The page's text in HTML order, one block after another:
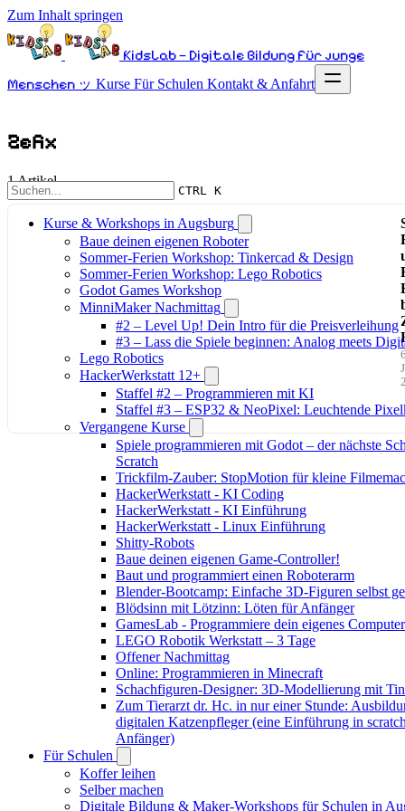
Zum Inhalt springen
KidsLab – Digitale Bildung für junge
Menschen ッ Kurse Für Schulen Kontakt & Anfahrt
CTRL K
Kurse & Workshops in Augsburg
Baue deinen eigenen Roboter
Sommer-Ferien Workshop: Tinkercad & Design
Sommer-Ferien Workshop: Lego Robotics
Godot Games Workshop
MinniMaker Nachmittag
#2 – Level Up! Dein Intro für die Preisverleihung
#3 – Lass die Spiele beginnen: Analog meets
Lego Robotics
HackerWerkstatt 12+
Staffel #2 – Programmieren mit KI
Staffel #3 – ESP32 & NeoPixel: Leuchtende
Vergangene Kurse
Spiele programmieren mit Godot – der nächste
Scratch
Trickfilm-Zauber: StopMotion für kleine
HackerWerkstatt - KI Coding
HackerWerkstatt - KI Einführung
HackerWerkstatt - Linux Einführung
Shitty-Robots
Baue deinen eigenen Game-Controller!
Baut und programmiert einen Roboterarm
Blender-Bootcamp: Einfache 3D-Figuren selbst
Blödsinn mit Lötzinn: Löten für Anfänger
GamesLab - Programmiere dein eigenes
LEGO Robotik Werkstatt – 3 Tage
Offener Nachmittag
Online: Programmieren in Minecraft
Schachfiguren-Designer: 3D-Modellierung mit
Zum Tierarzt dr. Hc. in nur einer Stunde:
digitalen Katzenpfleger (eine Einführung in
Anfänger)
Für Schulen
Koffer leihen
Selber machen
Digitale Bildung & Maker-Workshops für Schulen in
Zefix
1 Artikel